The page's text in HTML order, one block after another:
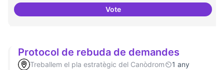
VotePublicar regularment en
Protocol de rebuda de demandes
Treballem el pla estratègic del Canòdrom
1 any